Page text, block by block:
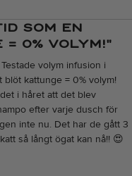
SOM EN
= 0% VOLYM!"
volym infusion i
kattunge = 0% volym!
i håret att det blev
efter varje dusch för
inte nu. Det har de gått 3
så långt ögat kan nå!! 😍